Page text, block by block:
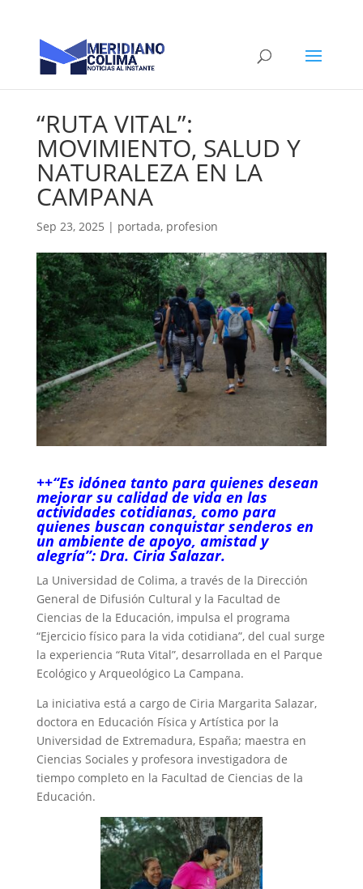
“RUTA VITAL”:
MOVIMIENTO, SALUD Y
NATURALEZA EN LA
CAMPANA
Sep 23, 2025 | portada, profesion
++“Es idónea tanto para quienes desean
mejorar su calidad de vida en las
actividades cotidianas, como para
quienes buscan conquistar senderos en
un ambiente de apoyo, amistad y
alegría”: Dra. Ciria Salazar.
La Universidad de Colima, a través de la Dirección
General de Difusión Cultural y la Facultad de
Ciencias de la Educación, impulsa el programa
“Ejercicio físico para la vida cotidiana”, del cual surge
la experiencia “Ruta Vital”, desarrollada en el Parque
Ecológico y Arqueológico La Campana.
La iniciativa está a cargo de Ciria Margarita Salazar,
doctora en Educación Física y Artística por la
Universidad de Extremadura, España; maestra en
Ciencias Sociales y profesora investigadora de
tiempo completo en la Facultad de Ciencias de la
Educación.